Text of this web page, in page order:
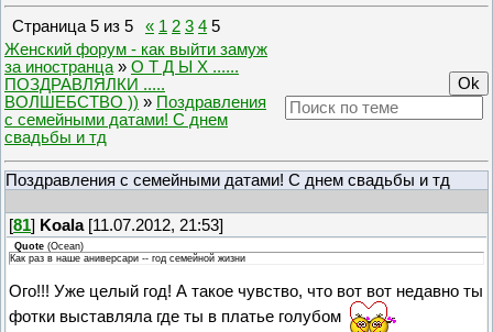
Страница5 из 5 « 1 2 3 4 5
Женский форум - как выйти замуж
за иностранца » О Т Д Ы Х ......
ПОЗДРАВЛЯЛКИ .....
ВОЛШЕБСТВО )) » Поздравления
с семейными датами! С днем
свадьбы и тд
Поздравления с семейными датами! С днем свадьбы и тд
[81] Koala[11.07.2012, 21:53]
Quote (Ocean)
Как раз в наше аниверсари -- год семейной жизни
Ого!!! Уже целый год! А такое чувство, что вот вот недавно ты
фотки выставляла где ты в платье голубом